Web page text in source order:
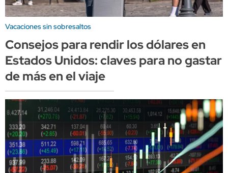
Vacaciones sin sobresaltos
Consejos para rendir los dólares en
Estados Unidos: claves para no gastar
de más en el viaje